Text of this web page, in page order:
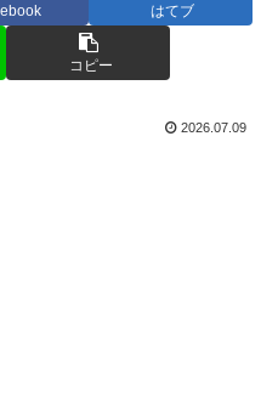
はてブ
コピー
2026.07.09